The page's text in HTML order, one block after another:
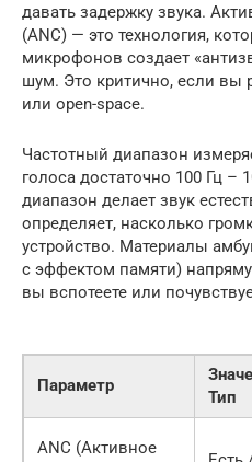
давать задержку звука.
(ANC) — это технология,
микрофонов создает
шум. Это критично, если вы
или open-space.
Частотный диапазон
голоса достаточно 100 Гц –
диапазон делает звук
определяет, насколько
устройство. Материалы
с эффектом памяти)
вы вспотеете или
Параметр
Тип
ANC (Активное